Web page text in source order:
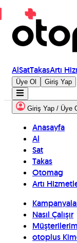
AlSatTakasArtı
Üye Ol Giriş Yap
Giriş Yap / Üye
Anasayfa
Al
Sat
Takas
Otomag
Artı
Nasıl Çalışır
otoplus